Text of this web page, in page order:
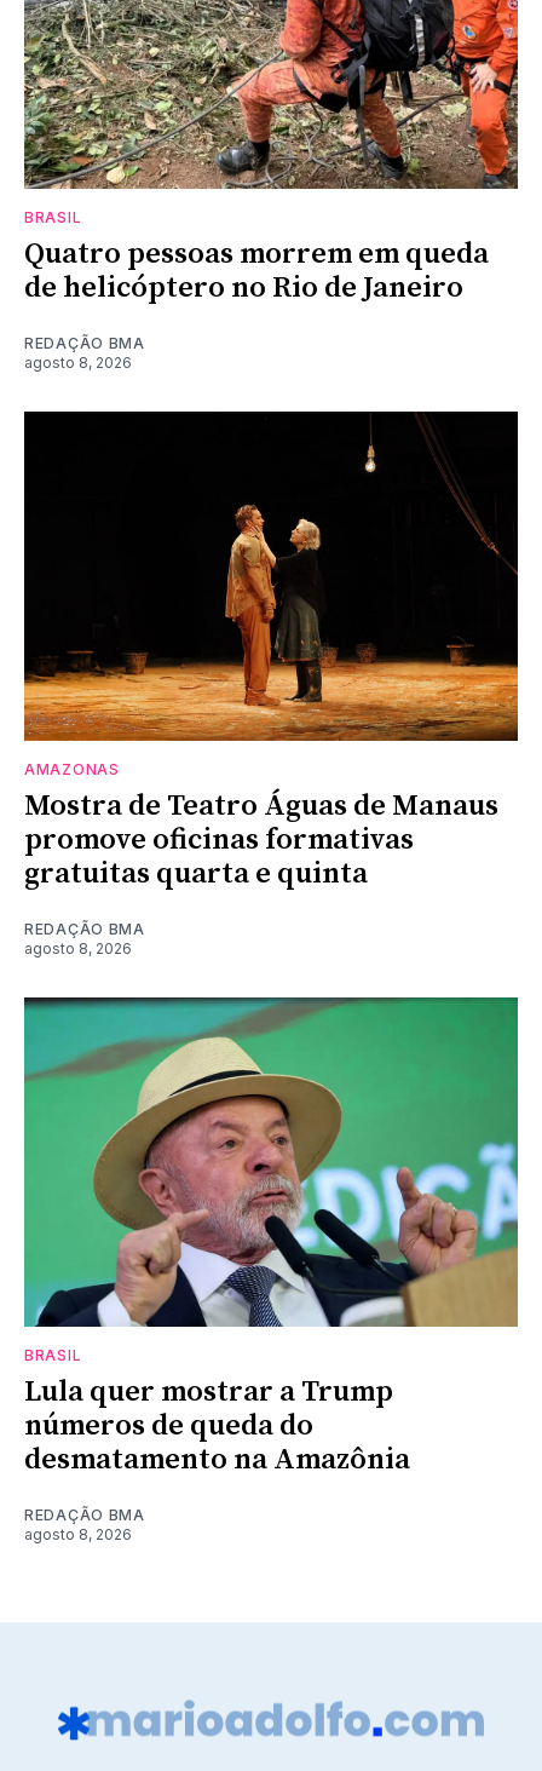
BRASIL
Quatro pessoas morrem em queda
de helicóptero no Rio de Janeiro
REDAÇÃO BMA
agosto 8, 2026
AMAZONAS
Mostra de Teatro Águas de Manaus
promove oficinas formativas
gratuitas quarta e quinta
REDAÇÃO BMA
agosto 8, 2026
BRASIL
Lula quer mostrar a Trump
números de queda do
desmatamento na Amazônia
REDAÇÃO BMA
agosto 8, 2026